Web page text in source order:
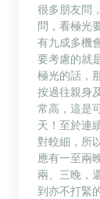
很多朋友問
問，看極光
有九成多機
要考慮的就
極光的話，
按過往親身
常高，這是
天！至於連
對較細，所
應有一至兩
兩、三晚，
到亦不打緊